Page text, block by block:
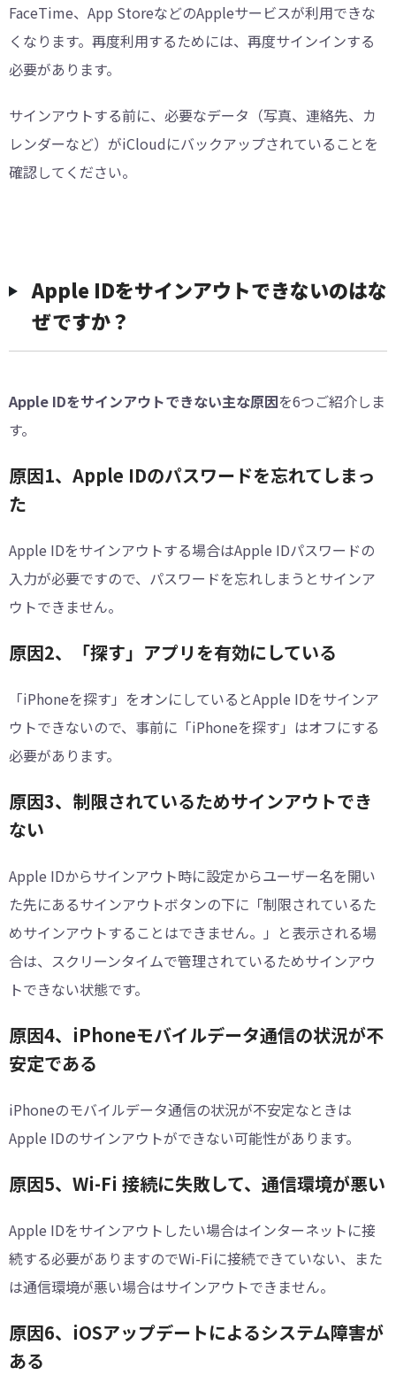
FaceTime、App StoreなどのAppleサービスが利用できな
くなります。再度利用するためには、再度サインインする
必要があります。
サインアウトする前に、必要なデータ（写真、連絡先、カ
レンダーなど）がiCloudにバックアップされていることを
確認してください。
Apple IDをサインアウトできないのはな
ぜですか？
Apple IDをサインアウトできない主な原因を6つご紹介しま
す。
原因1、Apple IDのパスワードを忘れてしまっ
た
Apple IDをサインアウトする場合はApple IDパスワードの
入力が必要ですので、パスワードを忘れしまうとサインア
ウトできません。
原因2、「探す」アプリを有効にしている
「iPhoneを探す」をオンにしているとApple IDをサインア
ウトできないので、事前に「iPhoneを探す」はオフにする
必要があります。
原因3、制限されているためサインアウトでき
ない
Apple IDからサインアウト時に設定からユーザー名を開い
た先にあるサインアウトボタンの下に「制限されているた
めサインアウトすることはできません。」と表示される場
合は、スクリーンタイムで管理されているためサインアウ
トできない状態です。
原因4、iPhoneモバイルデータ通信の状況が不
安定である
iPhoneのモバイルデータ通信の状況が不安定なときは
Apple IDのサインアウトができない可能性があります。
原因5、Wi-Fi 接続に失敗して、通信環境が悪い
Apple IDをサインアウトしたい場合はインターネットに接
続する必要がありますのでWi-Fiに接続できていない、また
は通信環境が悪い場合はサインアウトできません。
原因6、iOSアップデートによるシステム障害が
ある